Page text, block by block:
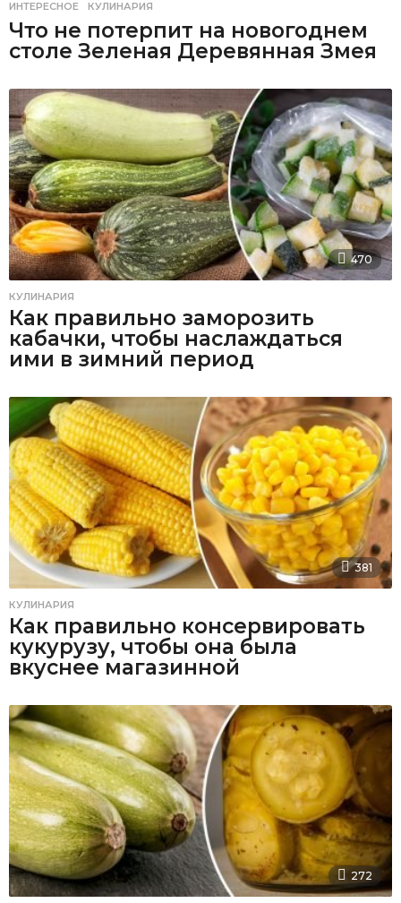
ИНТЕРЕСНОЕ ,КУЛИНАРИЯ
Что не потерпит на новогоднем
столе Зеленая Деревянная Змея
470
КУЛИНАРИЯ
Как правильно заморозить
кабачки, чтобы наслаждаться
ими в зимний период
381
КУЛИНАРИЯ
Как правильно консервировать
кукурузу, чтобы она была
вкуснее магазинной
272